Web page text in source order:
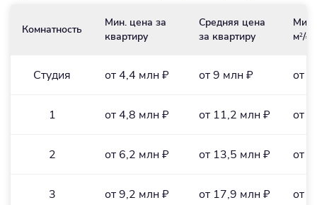
Комнатность
Мин. цена за
квартиру
Средняя цена
за квартиру
Мин.
м2/₽
Студия от 4,4 млн ₽ от 9 млн ₽ от
1 от 4,8 млн ₽ от 11,2 млн ₽ от
2 от 6,2 млн ₽ от 13,5 млн ₽ от
3 от 9,2 млн ₽ от 17,9 млн ₽ от